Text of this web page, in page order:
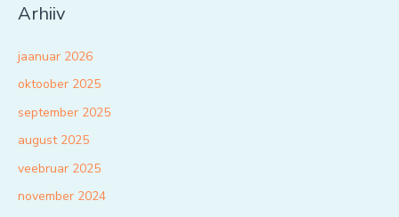
Arhiiv
jaanuar 2026
oktoober 2025
september 2025
august 2025
veebruar 2025
november 2024